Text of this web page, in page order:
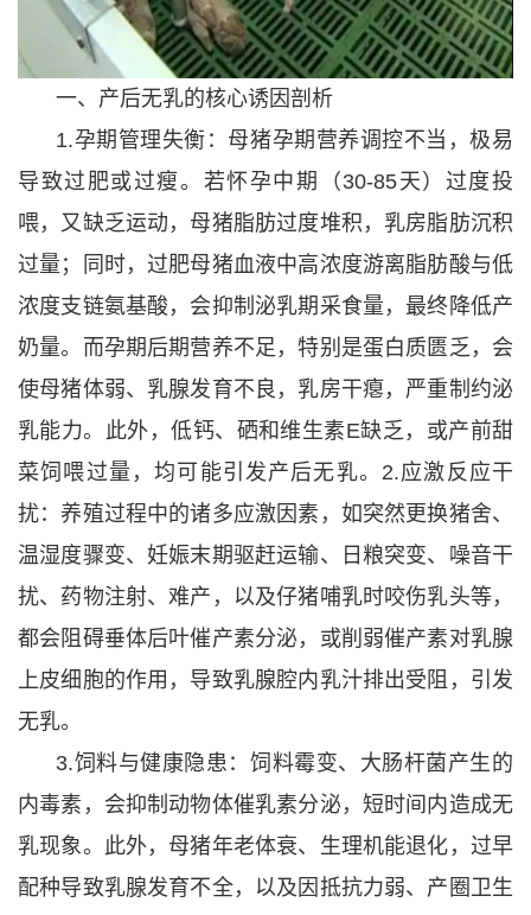
一、产后无乳的核心诱因剖析
1.孕期管理失衡：母猪孕期营养调控不当，极易
导致过肥或过瘦。若怀孕中期（30-85天）过度投
喂，又缺乏运动，母猪脂肪过度堆积，乳房脂肪沉积
过量；同时，过肥母猪血液中高浓度游离脂肪酸与低
浓度支链氨基酸，会抑制泌乳期采食量，最终降低产
奶量。而孕期后期营养不足，特别是蛋白质匮乏，会
使母猪体弱、乳腺发育不良，乳房干瘪，严重制约泌
乳能力。此外，低钙、硒和维生素E缺乏，或产前甜
菜饲喂过量，均可能引发产后无乳。2.应激反应干
扰：养殖过程中的诸多应激因素，如突然更换猪舍、
温湿度骤变、妊娠末期驱赶运输、日粮突变、噪音干
扰、药物注射、难产，以及仔猪哺乳时咬伤乳头等，
都会阻碍垂体后叶催产素分泌，或削弱催产素对乳腺
上皮细胞的作用，导致乳腺腔内乳汁排出受阻，引发
无乳。
3.饲料与健康隐患：饲料霉变、大肠杆菌产生的
内毒素，会抑制动物体催乳素分泌，短时间内造成无
乳现象。此外，母猪年老体衰、生理机能退化，过早
配种导致乳腺发育不全，以及因抵抗力弱、产圈卫生